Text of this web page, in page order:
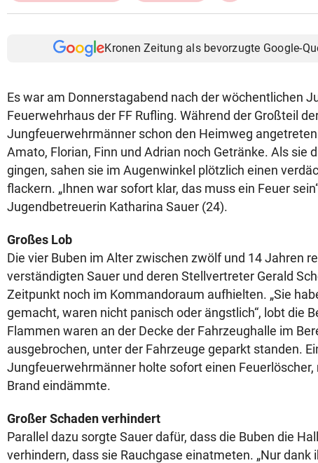
Kronen Zeitung als bevorzugte Google-
Es war am Donnerstagabend nach der wöchentlichen
Feuerwehrhaus der FF Rufling. Während der Großteil
Jungfeuerwehrmänner schon den Heimweg
Amato, Florian, Finn und Adrian noch Getränke. Als sie
gingen, sahen sie im Augenwinkel plötzlich einen
flackern. „Ihnen war sofort klar, das muss ein Feuer
Jugendbetreuerin Katharina Sauer (24).
Großes Lob
Die vier Buben im Alter zwischen zwölf und 14 Jahren
verständigten Sauer und deren Stellvertreter Gerald
Zeitpunkt noch im Kommandoraum aufhielten. „Sie
gemacht, waren nicht panisch oder ängstlich“, lobt die
Flammen waren an der Decke der Fahrzeughalle im
ausgebrochen, unter der Fahrzeuge geparkt standen.
Jungfeuerwehrmänner holte sofort einen Feuerlöscher,
Brand eindämmte.
Großer Schaden verhindert
Parallel dazu sorgte Sauer dafür, dass die Buben die
verhindern, dass sie Rauchgase einatmeten. „Nur dank